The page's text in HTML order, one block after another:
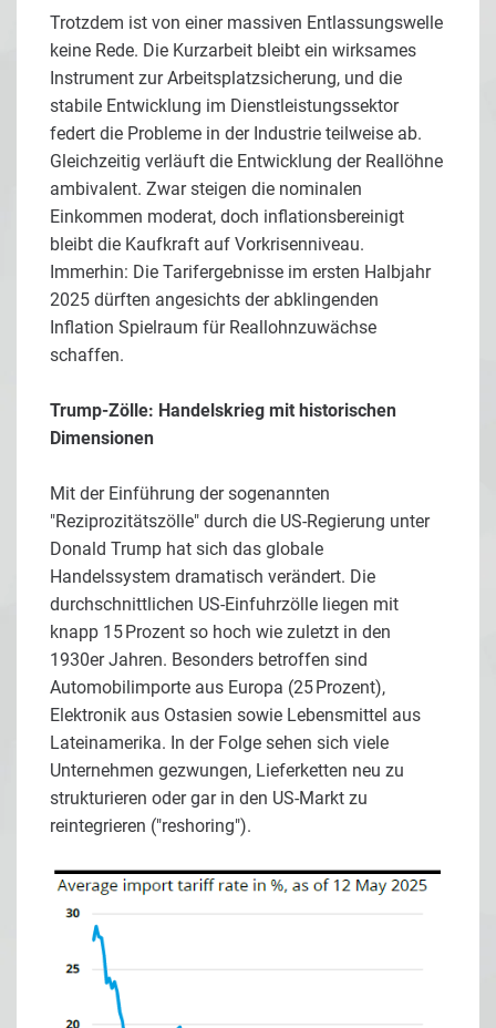
Trotzdem ist von einer massiven Entlassungswelle
keine Rede. Die Kurzarbeit bleibt ein wirksames
Instrument zur Arbeitsplatzsicherung, und die
stabile Entwicklung im Dienstleistungssektor
federt die Probleme in der Industrie teilweise ab.
Gleichzeitig verläuft die Entwicklung der Reallöhne
ambivalent. Zwar steigen die nominalen
Einkommen moderat, doch inflationsbereinigt
bleibt die Kaufkraft auf Vorkrisenniveau.
Immerhin: Die Tarifergebnisse im ersten Halbjahr
2025 dürften angesichts der abklingenden
Inflation Spielraum für Reallohnzuwächse
schaffen.
Trump-Zölle: Handelskrieg mit historischen
Dimensionen
Mit der Einführung der sogenannten
"Reziprozitätszölle" durch die US-Regierung unter
Donald Trump hat sich das globale
Handelssystem dramatisch verändert. Die
durchschnittlichen US-Einfuhrzölle liegen mit
knapp 15 Prozent so hoch wie zuletzt in den
1930er Jahren. Besonders betroffen sind
Automobilimporte aus Europa (25 Prozent),
Elektronik aus Ostasien sowie Lebensmittel aus
Lateinamerika. In der Folge sehen sich viele
Unternehmen gezwungen, Lieferketten neu zu
strukturieren oder gar in den US-Markt zu
reintegrieren ("reshoring").